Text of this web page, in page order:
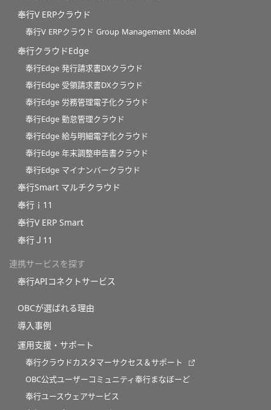
奉行V ERPクラウド
奉行V ERPクラウド Group Management Model
奉行クラウドEdge
奉行Edge 発行請求書DXクラウド
奉行Edge 受領請求書DXクラウド
奉行Edge 労務管理電子化クラウド
奉行Edge 勤怠管理クラウド
奉行Edge 給与明細電子化クラウド
奉行Edge 年末調整申告書クラウド
奉行Edge マイナンバークラウド
奉行Smart マルチクラウド
奉行ｉ11
奉行V ERP Smart
奉行Ｊ11
連携サービスを探す
奉行APIコネクトサービス
OBCが選ばれる理由
導入事例
運用支援・サポート
奉行クラウドカスタマーサクセス＆サポート
OBC公式ユーザーコミュニティ奉行まなぼーど
奉行ユースウェアサービス